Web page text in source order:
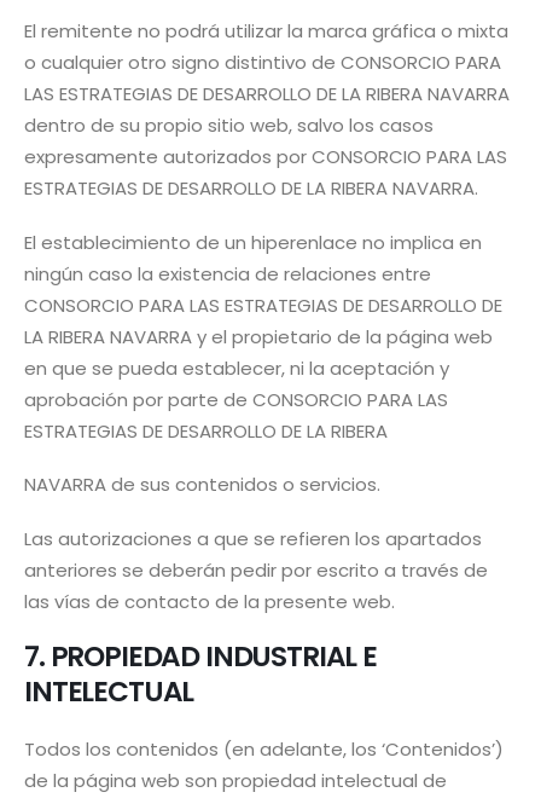
El remitente no podrá utilizar la marca gráfica o mixta
o cualquier otro signo distintivo de CONSORCIO PARA
LAS ESTRATEGIAS DE DESARROLLO DE LA RIBERA NAVARRA
dentro de su propio sitio web, salvo los casos
expresamente autorizados por CONSORCIO PARA LAS
ESTRATEGIAS DE DESARROLLO DE LA RIBERA NAVARRA.
El establecimiento de un hiperenlace no implica en
ningún caso la existencia de relaciones entre
CONSORCIO PARA LAS ESTRATEGIAS DE DESARROLLO DE
LA RIBERA NAVARRA y el propietario de la página web
en que se pueda establecer, ni la aceptación y
aprobación por parte de CONSORCIO PARA LAS
ESTRATEGIAS DE DESARROLLO DE LA RIBERA
NAVARRA de sus contenidos o servicios.
Las autorizaciones a que se refieren los apartados
anteriores se deberán pedir por escrito a través de
las vías de contacto de la presente web.
7. PROPIEDAD INDUSTRIAL E
INTELECTUAL
Todos los contenidos (en adelante, los ‘Contenidos’)
de la página web son propiedad intelectual de